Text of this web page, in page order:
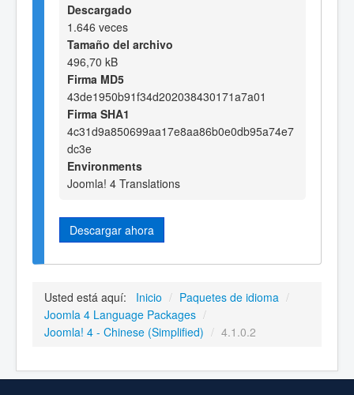
Descargado
1.646 veces
Tamaño del archivo
496,70 kB
Firma MD5
43de1950b91f34d202038430171a7a01
Firma SHA1
4c31d9a850699aa17e8aa86b0e0db95a74e7
dc3e
Environments
Joomla! 4 Translations
Descargar ahora
Usted está aquí: Inicio / Paquetes de idioma /
Joomla 4 Language Packages /
Joomla! 4 - Chinese (Simplified) / 4.1.0.2